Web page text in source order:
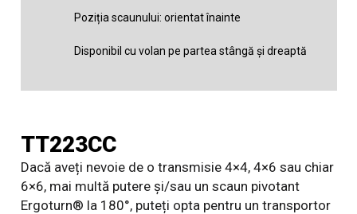
Poziția scaunului: orientat înainte
Disponibil cu volan pe partea stângă și dreaptă
TT223CC
Dacă aveți nevoie de o transmisie 4×4, 4×6 sau chiar
6×6, mai multă putere și/sau un scaun pivotant
Ergoturn® la 180°, puteți opta pentru un transportor